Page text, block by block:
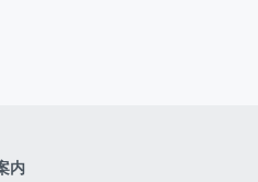
内